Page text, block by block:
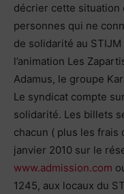
décrier cette situation
personnes qui ne
de solidarité au
l’animation Les
Adamus, le groupe
Le syndicat compte
solidarité. Les billets
chacun ( plus les frais
janvier 2010 sur le
www.admission.com
1245, aux locaux du